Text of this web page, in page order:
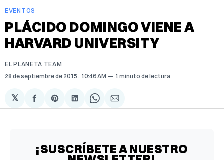
EVENTOS
PLÁCIDO DOMINGO VIENE A
HARVARD UNIVERSITY
EL PLANETA TEAM
28 de septiembre de 2015 . 10:46 AM 1 minuto de lectura
𝕏
Compartir
en
Share
on
Compartir
en
Share
on
Compartir
via
¡SUSCRÍBETE A NUESTRO